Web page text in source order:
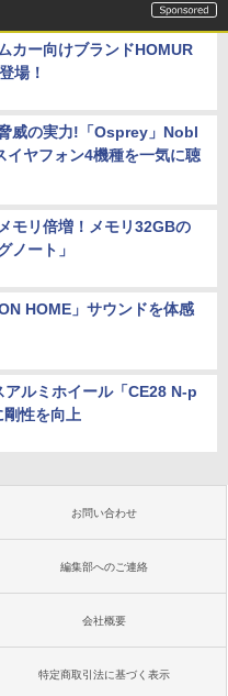
カー向けブランドHOMUR
場！
威の実力!「Osprey」Nobl
ヤフォン4機種を一気に聴
モリ倍増！メモリ32GBの
ノート」
HOME」サウンドを体感
アルミホイール「CE28 N-p
性を向上
お問い合わせ
編集部へのご連絡
会社概要
特定商取引法に基づく表示